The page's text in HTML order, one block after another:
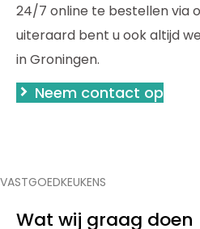
24/7 online te bestellen via
uiteraard bent u ook altijd
in Groningen.
Neem contact op
VASTGOEDKEUKENS
Wat wij graag doen